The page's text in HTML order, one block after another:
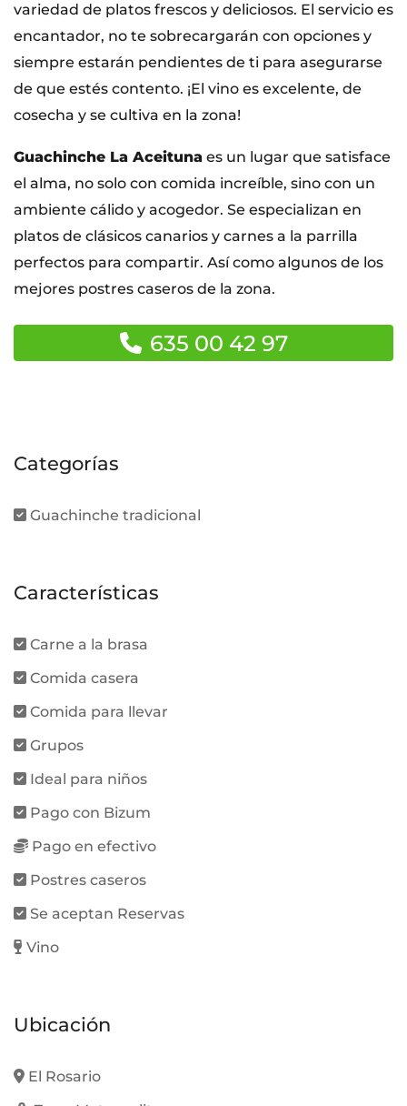
variedad de platos frescos y deliciosos. El servicio es
encantador, no te sobrecargarán con opciones y
siempre estarán pendientes de ti para asegurarse
de que estés contento. ¡El vino es excelente, de
cosecha y se cultiva en la zona!
Guachinche La Aceituna es un lugar que satisface
el alma, no solo con comida increíble, sino con un
ambiente cálido y acogedor. Se especializan en
platos de clásicos canarios y carnes a la parrilla
perfectos para compartir. Así como algunos de los
mejores postres caseros de la zona.
635 00 42 97
Categorías
Guachinche tradicional
Características
Carne a la brasa
Comida casera
Comida para llevar
Grupos
Ideal para niños
Pago con Bizum
Pago en efectivo
Postres caseros
Se aceptan Reservas
Vino
Ubicación
El Rosario